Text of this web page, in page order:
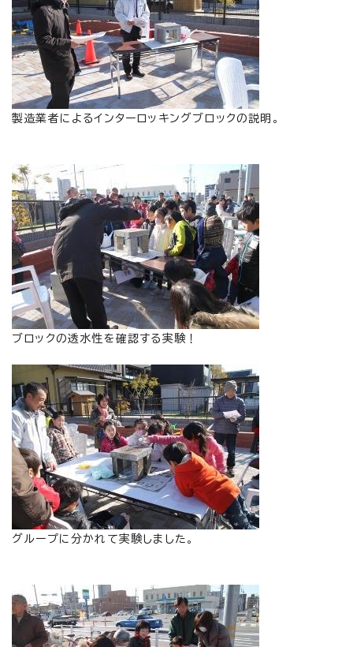
製造業者によるインターロッキングブロックの説明。
ブロックの透水性を確認する実験！
グループに分かれて実験しました。